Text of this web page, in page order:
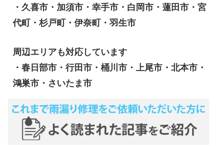
・久喜市・加須市・幸手市・白岡市・蓮田市・宮
代町・杉戸町・伊奈町・羽生市
周辺エリアも対応しています
・春日部市・行田市・桶川市・上尾市・北本市・
鴻巣市・さいたま市